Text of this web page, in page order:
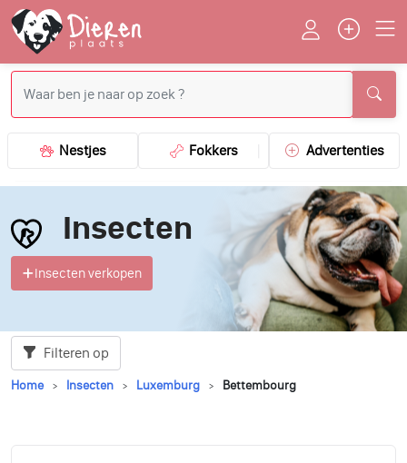
Nestjes Fokkers Advertenties
Insecten
Insecten verkopen
Filteren op
Home Insecten Luxemburg Bettembourg